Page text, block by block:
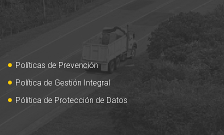
Políticas de Prevención
Política de Gestión Integral
Pólitica de Protección de Datos